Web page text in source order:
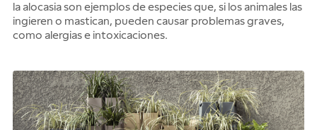
la alocasia son ejemplos de especies que, si los animales las
ingieren o mastican, pueden causar problemas graves,
como alergias e intoxicaciones.